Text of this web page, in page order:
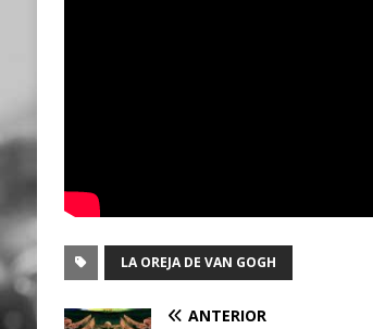
LA OREJA DE VAN GOGH
ANTERIOR